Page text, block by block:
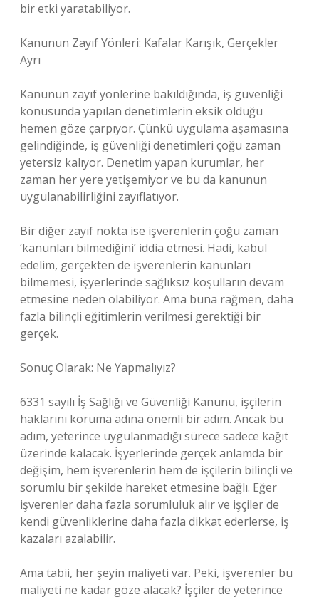
bir etki yaratabiliyor.
Kanunun Zayıf Yönleri: Kafalar Karışık, Gerçekler
Ayrı
Kanunun zayıf yönlerine bakıldığında, iş güvenliği
konusunda yapılan denetimlerin eksik olduğu
hemen göze çarpıyor. Çünkü uygulama aşamasına
gelindiğinde, iş güvenliği denetimleri çoğu zaman
yetersiz kalıyor. Denetim yapan kurumlar, her
zaman her yere yetişemiyor ve bu da kanunun
uygulanabilirliğini zayıflatıyor.
Bir diğer zayıf nokta ise işverenlerin çoğu zaman
‘kanunları bilmediğini’ iddia etmesi. Hadi, kabul
edelim, gerçekten de işverenlerin kanunları
bilmemesi, işyerlerinde sağlıksız koşulların devam
etmesine neden olabiliyor. Ama buna rağmen, daha
fazla bilinçli eğitimlerin verilmesi gerektiği bir
gerçek.
Sonuç Olarak: Ne Yapmalıyız?
6331 sayılı İş Sağlığı ve Güvenliği Kanunu, işçilerin
haklarını koruma adına önemli bir adım. Ancak bu
adım, yeterince uygulanmadığı sürece sadece kağıt
üzerinde kalacak. İşyerlerinde gerçek anlamda bir
değişim, hem işverenlerin hem de işçilerin bilinçli ve
sorumlu bir şekilde hareket etmesine bağlı. Eğer
işverenler daha fazla sorumluluk alır ve işçiler de
kendi güvenliklerine daha fazla dikkat ederlerse, iş
kazaları azalabilir.
Ama tabii, her şeyin maliyeti var. Peki, işverenler bu
maliyeti ne kadar göze alacak? İşçiler de yeterince